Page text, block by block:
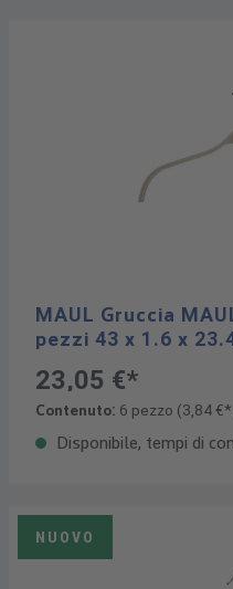
MAUL Gruccia
pezzi 43 x 1.6 x
23,05 €*
Contenuto: 6 pezzo (3,84
Disponibile, tempi di
NUOVO